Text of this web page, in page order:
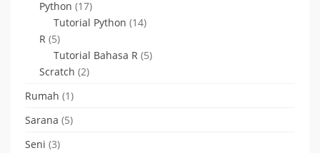
Python (17)
Tutorial Python (14)
R (5)
Tutorial Bahasa R (5)
Scratch (2)
Rumah (1)
Sarana (5)
Seni (3)